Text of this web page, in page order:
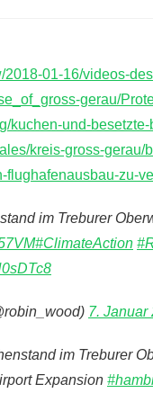
2018-01-16/videos-
gerau/
kuchen-und-
kreis-gross-
flughafenausbau-zu-
im Treburer
#ClimateAction
7. Januar
im Treburer
Expansion